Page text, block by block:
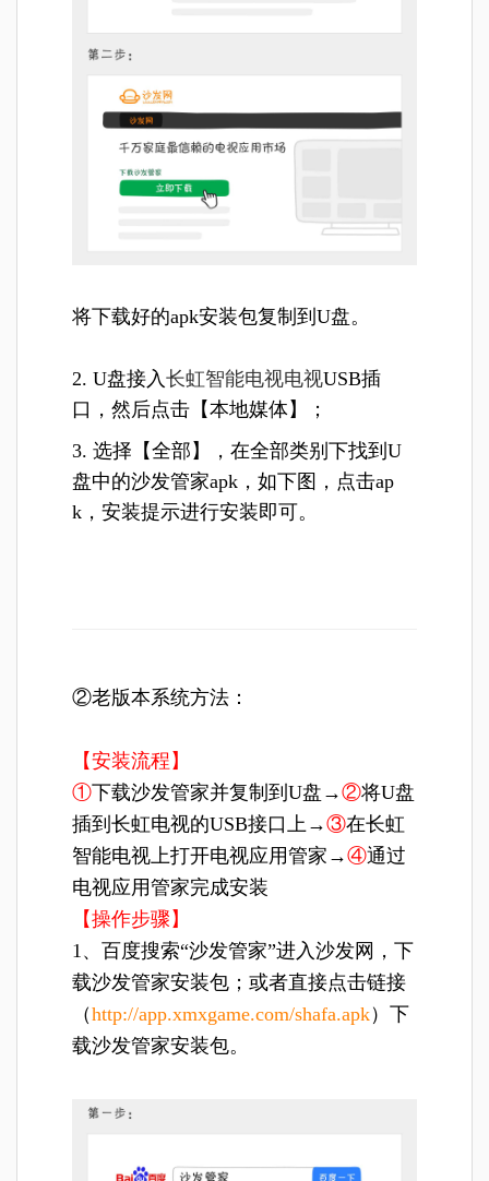
将下载好的apk安装包复制到U盘。
2. U盘接入 长虹智能电视电视USB插
口，然后点击【本地媒体】；
3. 选择【全部】，在全部类别下找到U
盘中的沙发管家apk，如下图，点击ap
k，安装提示进行安装即可。
②老版本系统方法：
【安装流程】
①下载沙发管家并复制到U盘→②将U盘
插到长虹电视的USB接口上→③在长虹
智能电视上打开电视应用管家→④通过
电视应用管家完成安装
【操作步骤】
1、百度搜索“沙发管家”进入沙发网，下
载沙发管家安装包；或者直接点击链接
（http://app.xmxgame.com/shafa.apk）下
载沙发管家安装包。